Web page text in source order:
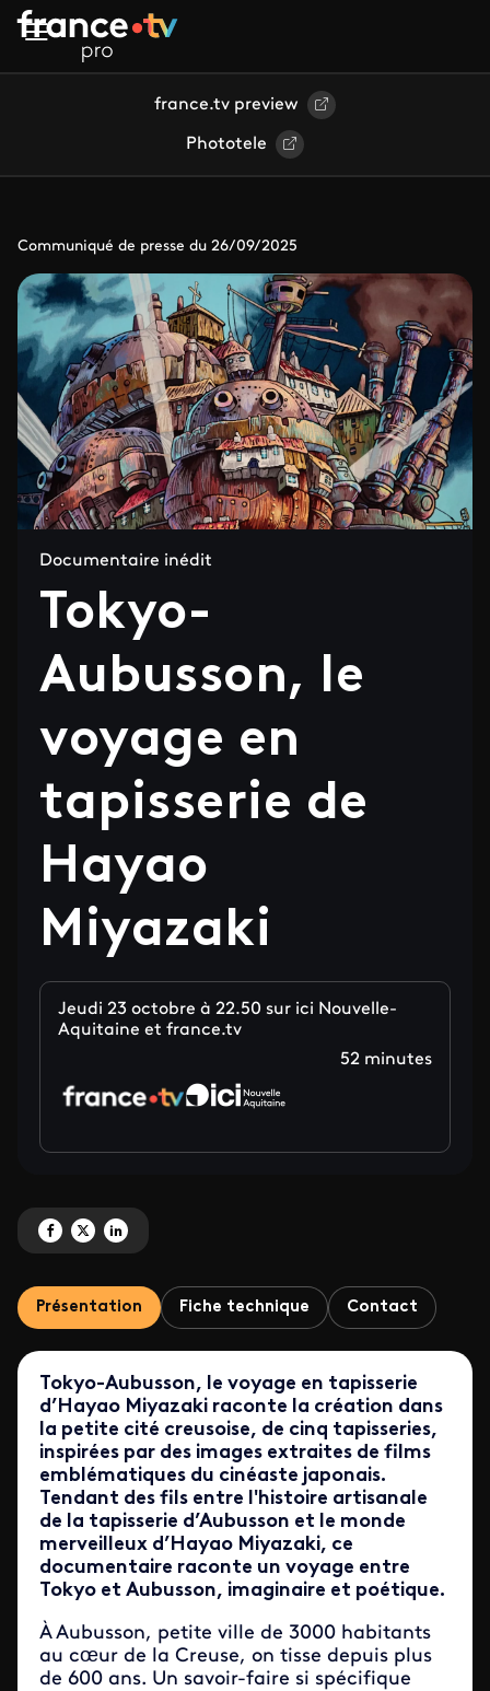
Aller au contenu principal
france.tv preview
Phototele
Communiqué de presse du 26/09/2025
Documentaire inédit
Tokyo-
Aubusson, le
voyage en
tapisserie de
Hayao
Miyazaki
Jeudi 23 octobre à 22.50 sur ici Nouvelle-
Aquitaine et france.tv
52 minutes
Partagez 'Tokyo-Aubusson, le voyage en tapisserie de Hayao Miyazaki ' sur
Partagez 'Tokyo-Aubusson, le voyage en tapisserie de Hayao Miyazaki
Partagez 'Tokyo-Aubusson, le voyage en tapisserie de Hayao
Présentation Fiche technique Contact
Tokyo-Aubusson, le voyage en tapisserie
d’Hayao Miyazaki raconte la création dans
la petite cité creusoise, de cinq tapisseries,
inspirées par des images extraites de films
emblématiques du cinéaste japonais.
Tendant des fils entre l'histoire artisanale
de la tapisserie d’Aubusson et le monde
merveilleux d’Hayao Miyazaki, ce
documentaire raconte un voyage entre
Tokyo et Aubusson, imaginaire et poétique.
À Aubusson, petite ville de 3000 habitants
au cœur de la Creuse, on tisse depuis plus
de 600 ans. Un savoir-faire si spécifique